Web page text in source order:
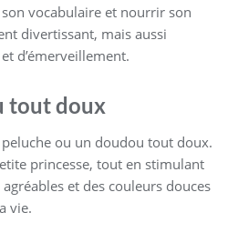
vocabulaire et nourrir son
divertissant, mais aussi
d’émerveillement.
tout doux
ou un doudou tout doux.
princesse, tout en stimulant
et des couleurs douces
vie.